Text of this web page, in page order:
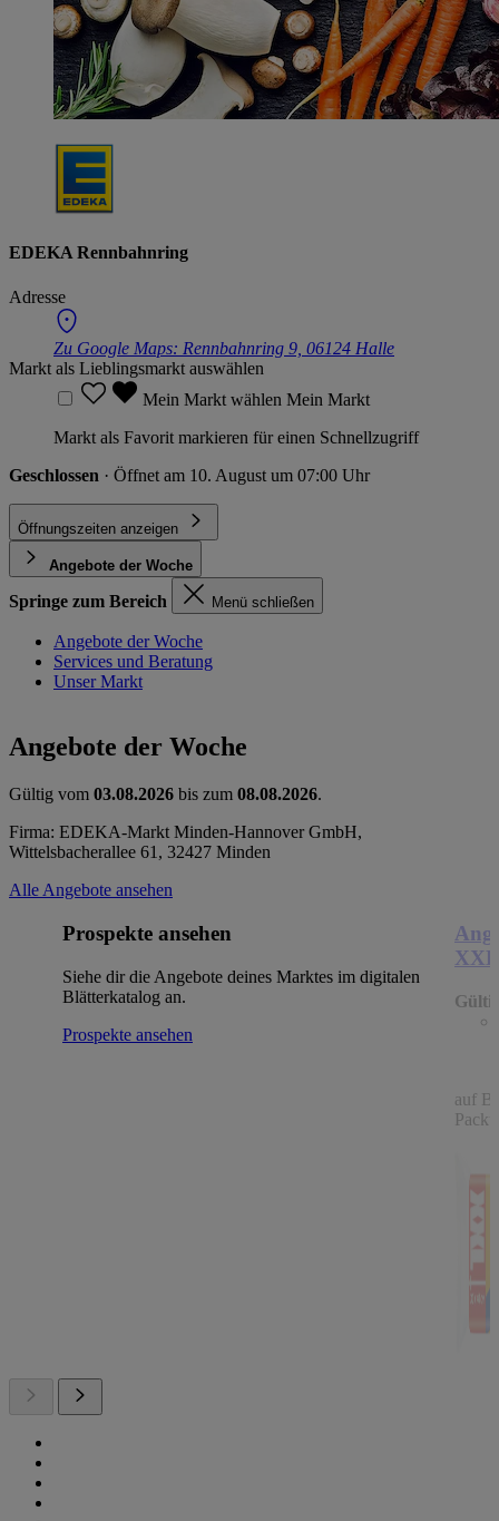
EDEKA Rennbahnring
Adresse
Zu Google Maps: Rennbahnring 9, 06124 Halle
Markt als Lieblingsmarkt auswählen
Mein Markt wählen Mein Markt
Markt als Favorit markieren für einen Schnellzugriff
Geschlossen · Öffnet am 10. August um 07:00 Uhr
Öffnungszeiten anzeigen
Angebote der Woche
Springe zum Bereich Menü schließen
Angebote der Woche
Services und Beratung
Unser Markt
Angebote der Woche
Gültig vom 03.08.2026 bis zum 08.08.2026.
Firma: EDEKA-Markt Minden-Hannover GmbH,
Wittelsbacherallee 61, 32427 Minden
Alle Angebote ansehen
Prospekte ansehen
Siehe dir die Angebote deines Marktes im digitalen
Blätterkatalog an.
Prospekte ansehen
XXL
auf